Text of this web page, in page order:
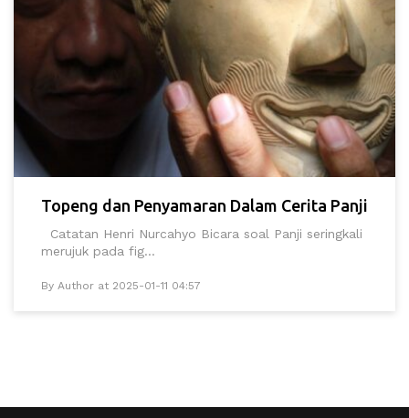
Topeng dan Penyamaran Dalam Cerita Panji
Catatan Henri Nurcahyo Bicara soal Panji seringkali
merujuk pada fig...
By Author at 2025-01-11 04:57